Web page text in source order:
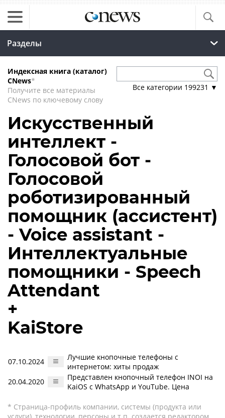
Разделы
Индексная книга (каталог)
CNews*
Получите все материалы
CNews по ключевому слову
Все категории 199231 ▼
Искусственный
интеллект -
Голосовой бот -
Голосовой
роботизированный
помощник (ассистент)
- Voice assistant -
Интеллектуальные
помощники - Speech
Attendant
+
KaiStore
07.10.2024
Лучшие кнопочные телефоны с
интернетом: хиты продаж
20.04.2020
Представлен кнопочный телефон INOI на
KaiOS с WhatsApp и YouTube. Цена
* Страница-профиль компании, системы (продукта или